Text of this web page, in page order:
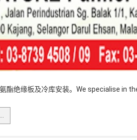
酯绝缘板及冷库安装。We specialise in